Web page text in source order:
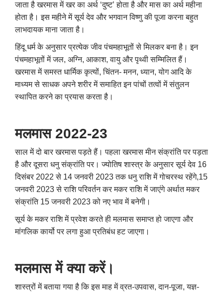
जाता है खरमास में खर का अर्थ ‘दुष्ट’ होता है और मास का अर्थ महीना
होता है। इस महीने में सूर्य देव और भगवान विष्णु की पूजा करना बहुत
लाभदायक माना जाता है।
हिंदू धर्म के अनुसार प्रत्येक जीव पंचमहाभूतों से मिलकर बना है। इन
पंचमहाभूतों में जल, अग्नि, आकाश, वायु और पृथ्वी सम्मिलित हैं।
खरमास में समस्त धार्मिक कृत्यों, चिंतन- मनन, ध्यान, योग आदि के
माध्यम से साधक अपने शरीर में समाहित इन पांचों तत्वों में संतुलन
स्थापित करने का प्रयास करता है।
मलमास 2022-23
साल में दो बार खरमास पड़ते हैं। पहला खरमास मीन संक्रांति पर पड़ता
है और दूसरा धनु संक्रांति पर। ज्योतिष शास्त्र के अनुसार सूर्य देव 16
दिसंबर 2022 से 14 जनवरी 2023 तक धनु राशि में गोचरस्थ रहेंगे,15
जनवरी 2023 से राशि परिवर्तन कर मकर राशि में जाएंगे अर्थात मकर
संक्रांति 15 जनवरी 2023 को नए भाव में बनेगी।
सूर्य के मकर राशि में प्रवेश करते ही मलमास समाप्त हो जाएगा और
मांगलिक कार्यो पर लगा हुआ प्रतिबंध हट जाएगा।
मलमास में क्या करें।
शास्त्रों में बताया गया है कि इस माह में व्रत-उपवास, दान-पूजा, यज्ञ-